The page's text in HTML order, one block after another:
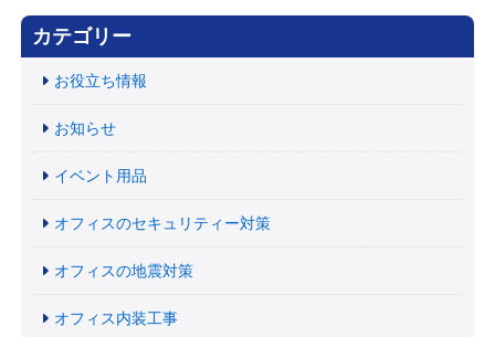
カテゴリー
お役立ち情報
お知らせ
イベント用品
オフィスのセキュリティー対策
オフィスの地震対策
オフィス内装工事